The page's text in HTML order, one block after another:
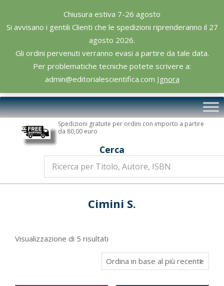
Chiusura estiva 7-26 agosto
Si avvisano i gentili Clienti che le spedizioni riprenderanno il 27
agosto 2026.
Gli ordini pervenuti verranno evasi a partire da tale data.
Per problematiche tecniche potete scrivere a:
admin@editorialescientifica.com Ignora
content
Editoriale
Scientifica
Primary
Navigation
Spedizioni gratuite per ordini con importo a partire
da 80,00 euro
Cerca
Cimini S.
Visualizzazione di 5 risultati
in
base